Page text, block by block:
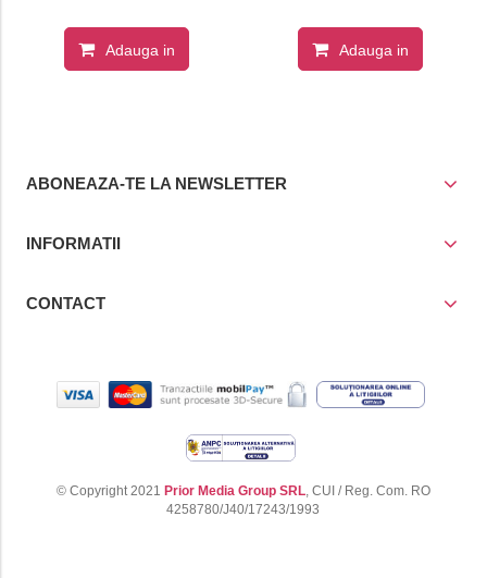
Adauga in Adauga in
ABONEAZA-TE LA NEWSLETTER
INFORMATII
CONTACT
© Copyright 2021 Prior Media Group SRL, CUI / Reg. Com. RO
4258780/J40/17243/1993